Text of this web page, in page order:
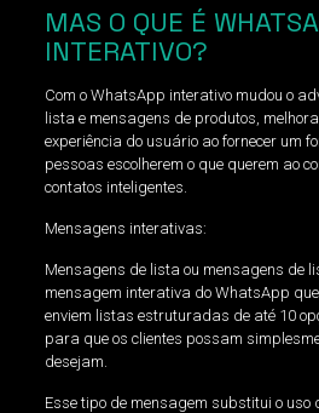
MAS O QUE É
INTERATIVO?
Com o WhatsApp interativo mudou o
lista e mensagens de produtos,
experiência do usuário ao fornecer um
pessoas escolherem o que querem ao
contatos inteligentes.
Mensagens interativas:
Mensagens de lista ou mensagens de
mensagem interativa do WhatsApp
enviem listas estruturadas de até 10
para que os clientes possam
desejam.
Esse tipo de mensagem substitui o uso